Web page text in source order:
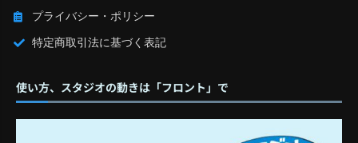
プライバシー・ポリシー
特定商取引法に基づく表記
使い方、スタジオの動きは「フロント」で